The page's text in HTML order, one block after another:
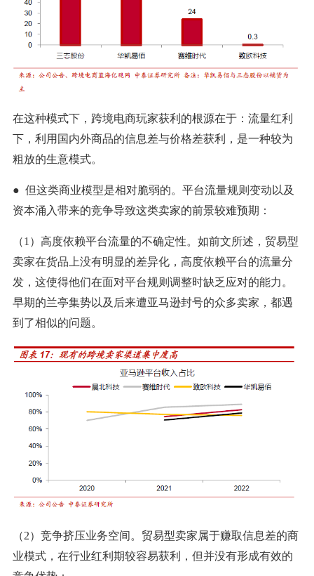
在这种模式下，跨境电商玩家获利的根源在于：流量红利
下，利用国内外商品的信息差与价格差获利，是一种较为
粗放的生意模式。
● 但这类商业模型是相对脆弱的。平台流量规则变动以及
资本涌入带来的竞争导致这类卖家的前景较难预期：
（1）高度依赖平台流量的不确定性。如前文所述，贸易型
卖家在货品上没有明显的差异化，高度依赖平台的流量分
发，这使得他们在面对平台规则调整时缺乏应对的能力。
早期的兰亭集势以及后来遭亚马逊封号的众多卖家，都遇
到了相似的问题。
（2）竞争挤压业务空间。贸易型卖家属于赚取信息差的商
业模式，在行业红利期较容易获利，但并没有形成有效的